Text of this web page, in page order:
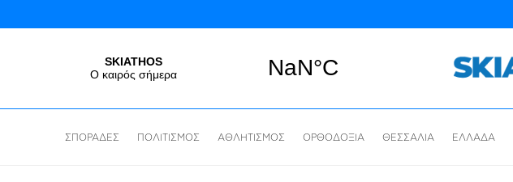
ΣΠΟΡΑΔΕΣ ΠΟΛΙΤΙΣΜΟΣ ΑΘΛΗΤΙΣΜΟΣ ΟΡΘΟΔΟΞΙΑ ΘΕΣΣΑΛΙΑ ΕΛΛΑΔΑ